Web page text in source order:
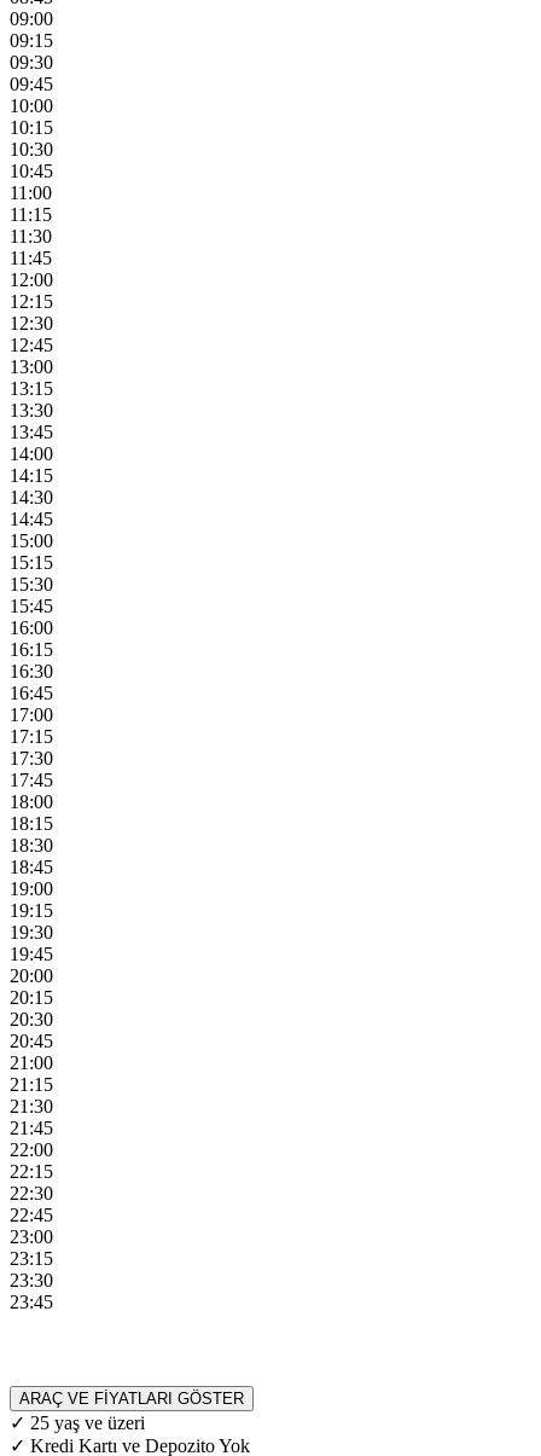
09:00
09:15
09:30
09:45
10:00
10:15
10:30
10:45
11:00
11:15
11:30
11:45
12:00
12:15
12:30
12:45
13:00
13:15
13:30
13:45
14:00
14:15
14:30
14:45
15:00
15:15
15:30
15:45
16:00
16:15
16:30
16:45
17:00
17:15
17:30
17:45
18:00
18:15
18:30
18:45
19:00
19:15
19:30
19:45
20:00
20:15
20:30
20:45
21:00
21:15
21:30
21:45
22:00
22:15
22:30
22:45
23:00
23:15
23:30
23:45
ARAÇ VE FİYATLARI GÖSTER
✓ 25 yaş ve üzeri
✓ Kredi Kartı ve Depozito Yok